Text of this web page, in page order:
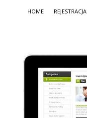
HOME REJESTRACJA